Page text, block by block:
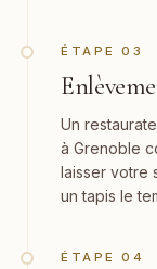
ÉTAPE 03
Un
à Grenoble
laisser votre
un tapis le
ÉTAPE 04